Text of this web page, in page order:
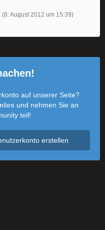
(8. August 2012 um 15:39)
auf unserer Seite?
und nehmen Sie an
teil!
erstellen